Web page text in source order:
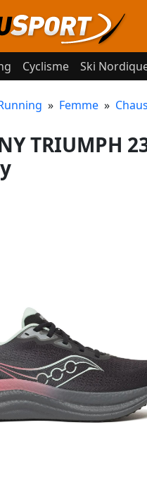
Cyclisme Ski
» Femme »
TRIUMPH